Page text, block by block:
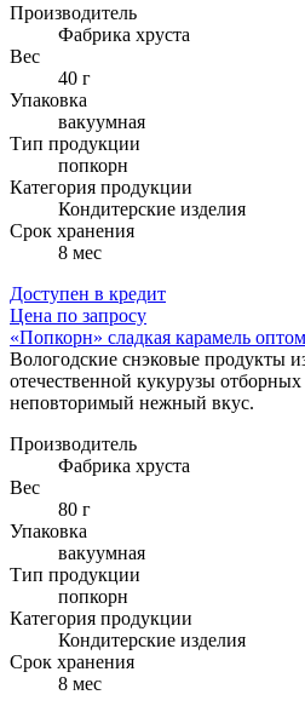
Производитель
Фабрика хруста
Вес
40 г
Упаковка
вакуумная
Тип продукции
попкорн
Категория продукции
Кондитерские изделия
Cрок хранения
8 мес
Доступен в кредит
Цена по запросу
«Попкорн» сладкая карамель оптом
Вологодские снэковые продукты
отечественной кукурузы
неповторимый нежный вкус.
Производитель
Фабрика хруста
Вес
80 г
Упаковка
вакуумная
Тип продукции
попкорн
Категория продукции
Кондитерские изделия
Cрок хранения
8 мес